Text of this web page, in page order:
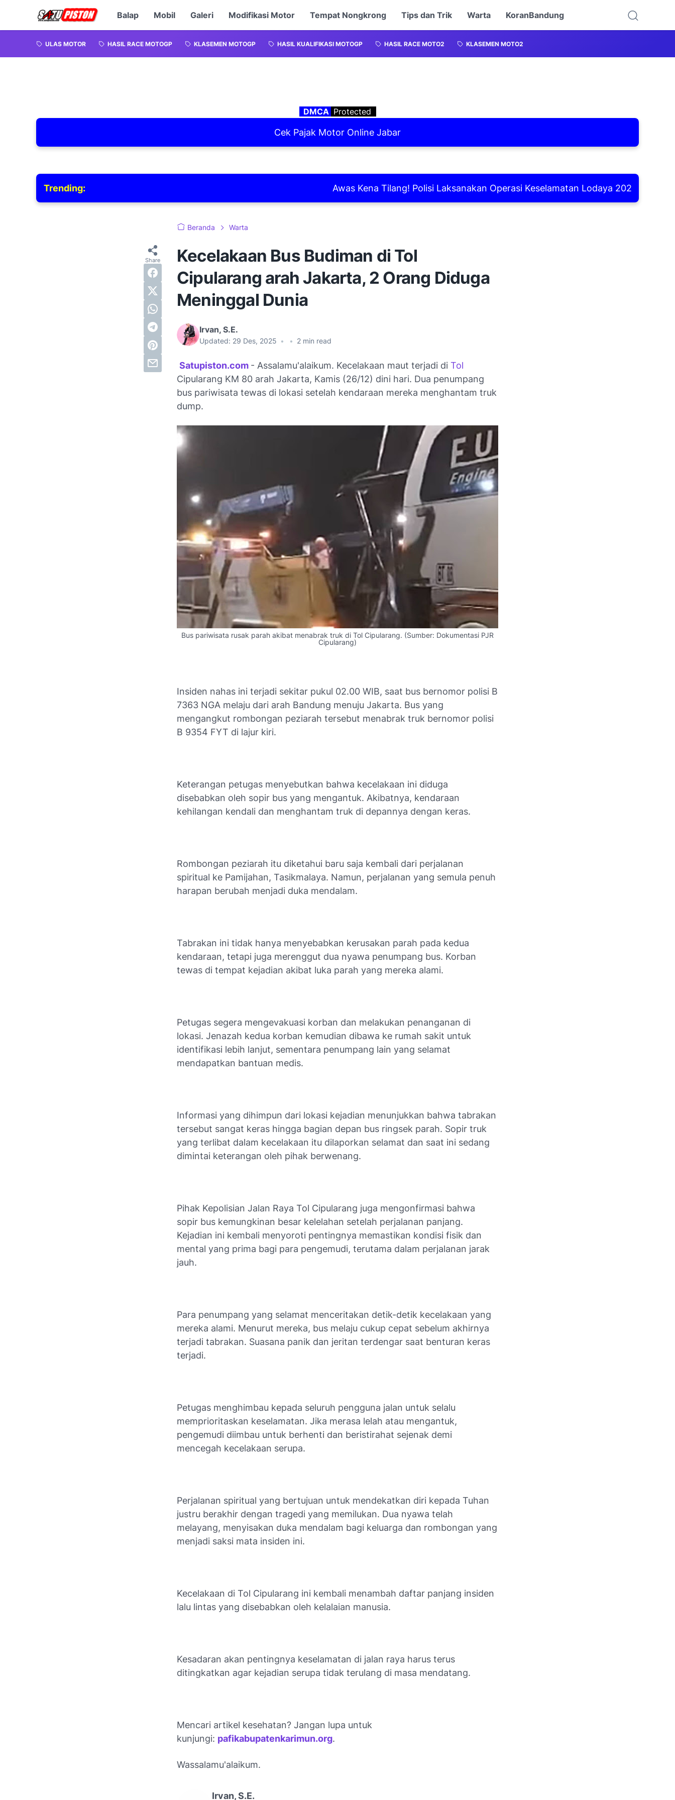
Balap Mobil Galeri Modifikasi Motor Tempat Nongkrong Tips dan Trik Warta KoranBandung
ULAS MOTOR HASIL RACE MOTOGP KLASEMEN MOTOGP HASIL KUALIFIKASI MOTOGP HASIL RACE MOTO2 KLASEMEN MOTO2
DMCA Protected
Cek Pajak Motor Online Jabar
Trending: Awas Kena Tilang! Polisi Laksanakan Operasi Keselamatan Lodaya 2026
Beranda Warta
Kecelakaan Bus Budiman di Tol
Cipularang arah Jakarta, 2 Orang Diduga
Meninggal Dunia
Irvan, S.E.
Updated: 29 Des, 2025 • • 2 min read
Satupiston.com - Assalamu'alaikum. Kecelakaan maut terjadi di Tol
Cipularang KM 80 arah Jakarta, Kamis (26/12) dini hari. Dua penumpang
bus pariwisata tewas di lokasi setelah kendaraan mereka menghantam truk
dump.
Bus pariwisata rusak parah akibat menabrak truk di Tol Cipularang. (Sumber: Dokumentasi PJR
Cipularang)
Insiden nahas ini terjadi sekitar pukul 02.00 WIB, saat bus bernomor polisi B
7363 NGA melaju dari arah Bandung menuju Jakarta. Bus yang
mengangkut rombongan peziarah tersebut menabrak truk bernomor polisi
B 9354 FYT di lajur kiri.
Keterangan petugas menyebutkan bahwa kecelakaan ini diduga
disebabkan oleh sopir bus yang mengantuk. Akibatnya, kendaraan
kehilangan kendali dan menghantam truk di depannya dengan keras.
Rombongan peziarah itu diketahui baru saja kembali dari perjalanan
spiritual ke Pamijahan, Tasikmalaya. Namun, perjalanan yang semula penuh
harapan berubah menjadi duka mendalam.
Tabrakan ini tidak hanya menyebabkan kerusakan parah pada kedua
kendaraan, tetapi juga merenggut dua nyawa penumpang bus. Korban
tewas di tempat kejadian akibat luka parah yang mereka alami.
Petugas segera mengevakuasi korban dan melakukan penanganan di
lokasi. Jenazah kedua korban kemudian dibawa ke rumah sakit untuk
identifikasi lebih lanjut, sementara penumpang lain yang selamat
mendapatkan bantuan medis.
Informasi yang dihimpun dari lokasi kejadian menunjukkan bahwa tabrakan
tersebut sangat keras hingga bagian depan bus ringsek parah. Sopir truk
yang terlibat dalam kecelakaan itu dilaporkan selamat dan saat ini sedang
dimintai keterangan oleh pihak berwenang.
Pihak Kepolisian Jalan Raya Tol Cipularang juga mengonfirmasi bahwa
sopir bus kemungkinan besar kelelahan setelah perjalanan panjang.
Kejadian ini kembali menyoroti pentingnya memastikan kondisi fisik dan
mental yang prima bagi para pengemudi, terutama dalam perjalanan jarak
jauh.
Para penumpang yang selamat menceritakan detik-detik kecelakaan yang
mereka alami. Menurut mereka, bus melaju cukup cepat sebelum akhirnya
terjadi tabrakan. Suasana panik dan jeritan terdengar saat benturan keras
terjadi.
Petugas menghimbau kepada seluruh pengguna jalan untuk selalu
memprioritaskan keselamatan. Jika merasa lelah atau mengantuk,
pengemudi diimbau untuk berhenti dan beristirahat sejenak demi
mencegah kecelakaan serupa.
Perjalanan spiritual yang bertujuan untuk mendekatkan diri kepada Tuhan
justru berakhir dengan tragedi yang memilukan. Dua nyawa telah
melayang, menyisakan duka mendalam bagi keluarga dan rombongan yang
menjadi saksi mata insiden ini.
Kecelakaan di Tol Cipularang ini kembali menambah daftar panjang insiden
lalu lintas yang disebabkan oleh kelalaian manusia.
Kesadaran akan pentingnya keselamatan di jalan raya harus terus
ditingkatkan agar kejadian serupa tidak terulang di masa mendatang.
Mencari artikel kesehatan? Jangan lupa untuk
kunjungi: pafikabupatenkarimun.org.
Wassalamu'alaikum.
Irvan, S.E.